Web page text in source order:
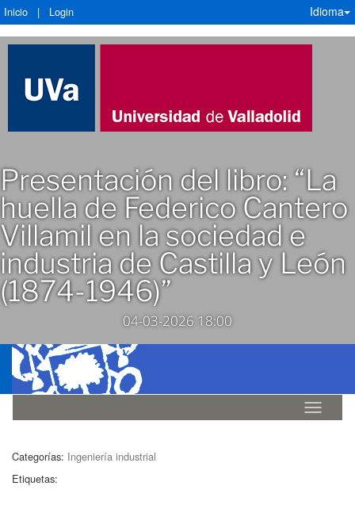
Inicio | Login Idioma
Presentación del libro: “La
huella de Federico Cantero
Villamil en la sociedad e
industria de Castilla y León
(1874-1946)”
04-03-2026 18:00
Idioma
Categorías: Ingeniería industrial
Etiquetas: